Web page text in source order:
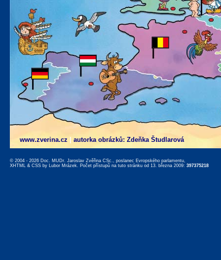
www.zverina.cz autorka obrázků: Zdeňka Študlarová
© 2004 - 2026 Doc. MUDr. Jaroslav Zvěřina CSc., poslanec Evropského parlamentu,
XHTML & CSS by Lubor Mrázek. Počet přístupů na tuto stránku od 13. března 2009: 397375218